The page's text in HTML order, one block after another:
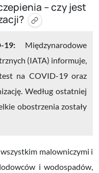
– czy jest
19: Międzynarodowe
(IATA) informuje,
na COVID-19 oraz
Według ostatniej
obostrzenia zostały
malowniczymi i
i wodospadów,